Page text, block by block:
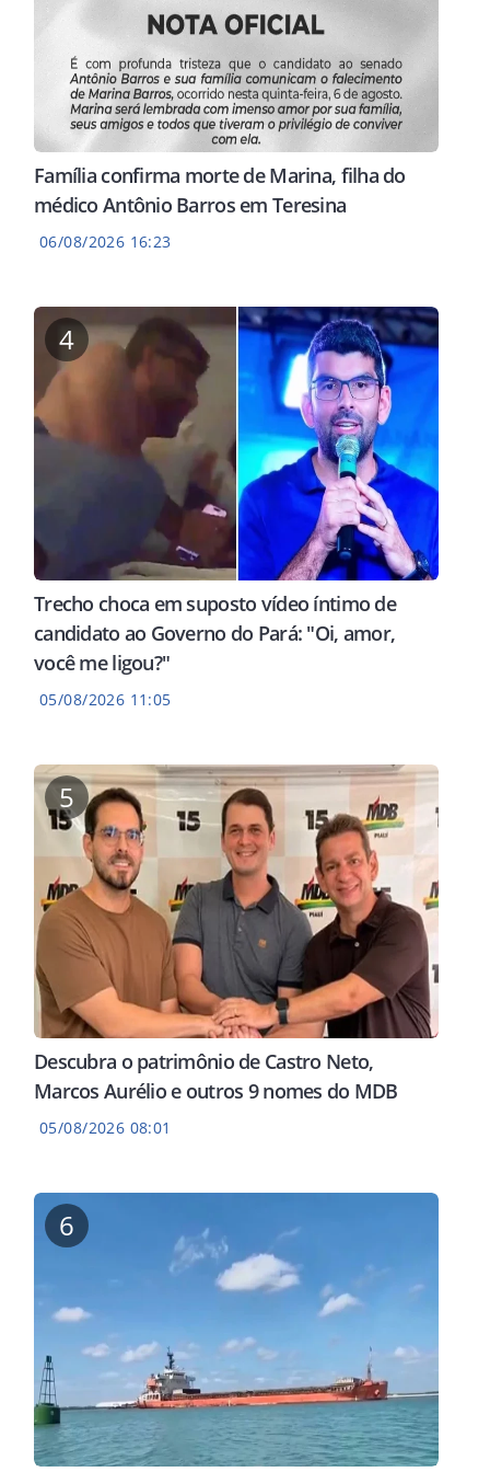
DO STF
a ser
punição
juízes;
PROPOSTAS
Professora Lourdes Melo
defende garantia de meios
para autodefesa dos
trabalhadores rurais
Família confirma morte de Marina, filha do
médico Antônio Barros em Teresina
06/08/2026 16:23
4
Trecho choca em suposto vídeo íntimo de
candidato ao Governo do Pará: "Oi, amor,
você me ligou?"
05/08/2026 11:05
5
Descubra o patrimônio de Castro Neto,
Marcos Aurélio e outros 9 nomes do MDB
05/08/2026 08:01
6